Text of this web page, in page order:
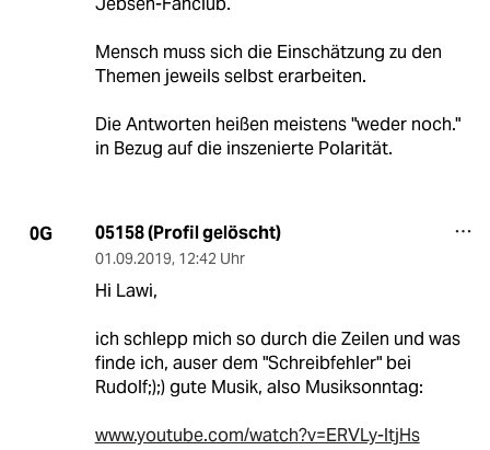
Mensch muss sich die Einschätzung zu den
Themen jeweils selbst erarbeiten.
Die Antworten heißen meistens "weder noch."
in Bezug auf die inszenierte Polarität.
0G 05158 (Profil gelöscht)
01.09.2019, 12:42 Uhr
Hi Lawi,
ich schlepp mich so durch die Zeilen und was
finde ich, auser dem "Schreibfehler" bei
Rudolf;);) gute Musik, also Musiksonntag:
www.youtube.com/watch?v=ERVLy-ltjHs